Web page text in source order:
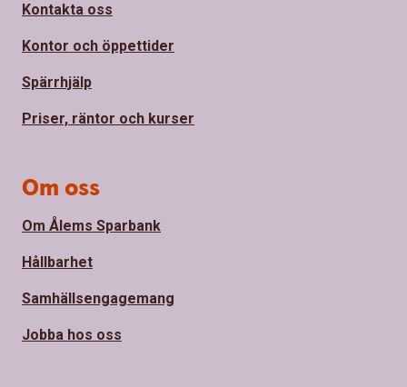
Kontakta oss
Kontor och öppettider
Spärrhjälp
Priser, räntor och kurser
Om oss
Om Ålems Sparbank
Hållbarhet
Samhällsengagemang
Jobba hos oss